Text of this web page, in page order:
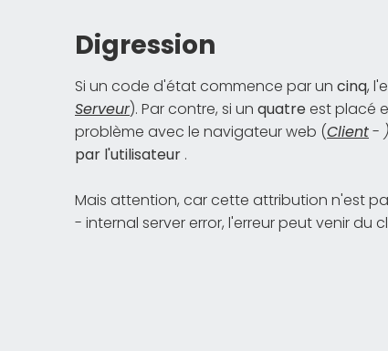
Digression
Si un code d'état commence par un cinq,
Serveur). Par contre, si un quatreest placé
problème avec le navigateur web (Client- )
par l'utilisateur .
Mais attention, car cette attribution n'est
- internal server error, l'erreur peut venir du